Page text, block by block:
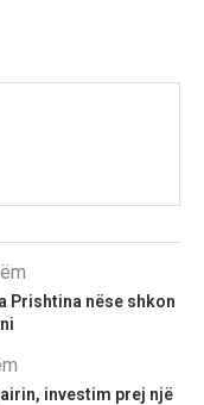
Prishtina nëse shkon
investim prej një